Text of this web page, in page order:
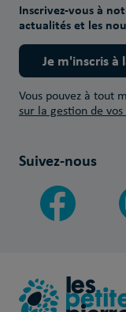
Inscrivez-vous à
actualités et les
Je m'inscris à
Vous pouvez à tout
sur la gestion de
Suivez-nous